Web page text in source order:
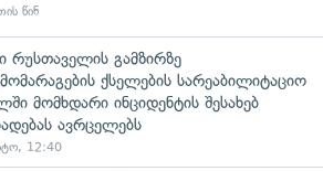
წინ
რუსთაველის გამზირზე
ქსელების სარეაბილიტაციო
მომხდარი ინციდენტის შესახებ
ავრცელებს
12:40